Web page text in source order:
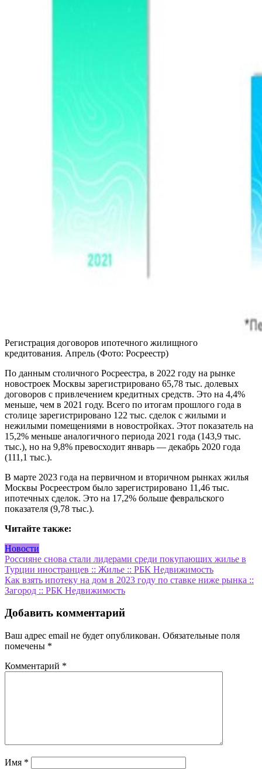
Регистрация договоров ипотечного жилищного
кредитования. Апрель (Фото: Росреестр)
По данным столичного Росреестра, в 2022 году на рынке
новостроек Москвы зарегистрировано 65,78 тыс. долевых
договоров с привлечением кредитных средств. Это на 4,4%
меньше, чем в 2021 году. Всего по итогам прошлого года в
столице зарегистрировано 122 тыс. сделок с жилыми и
нежилыми помещениями в новостройках. Этот показатель на
15,2% меньше аналогичного периода 2021 года (143,9 тыс.
тыс.), но на 9,8% превосходит январь — декабрь 2020 года
(111,1 тыс.).
В марте 2023 года на первичном и вторичном рынках жилья
Москвы Росреестром было зарегистрировано 11,46 тыс.
ипотечных сделок. Это на 17,2% больше февральского
показателя (9,78 тыс.).
Читайте также:
Новости
Навигация
по
записям
Россияне снова стали лидерами среди покупающих жилье в
Турции иностранцев :: Жилье :: РБК Недвижимость
Как взять ипотеку на дом в 2023 году по ставке ниже рынка ::
Загород :: РБК Недвижимость
Добавить комментарий
Ваш адрес email не будет опубликован. Обязательные поля
помечены *
Комментарий *
Имя *